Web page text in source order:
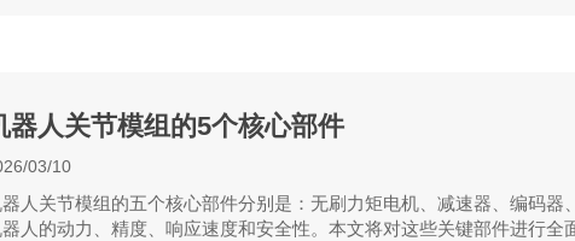
器人关节模组的5个核心部件
03/10
人关节模组的五个核心部件分别是：无刷力矩电机、减速器、编码器
人的动力、精度、响应速度和安全性。本文将对这些关键部件进行全